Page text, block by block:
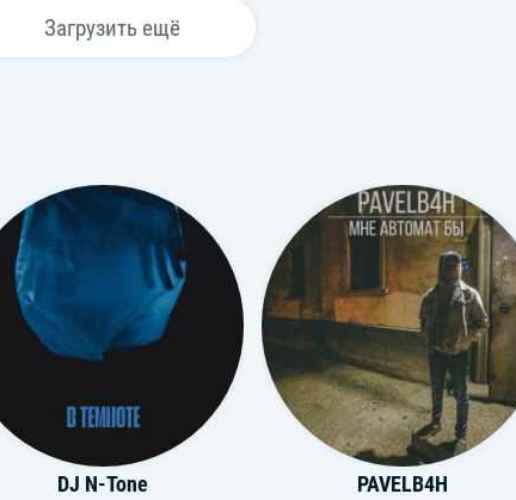
Загрузить ещё
DJ N-Tone PAVELB4H